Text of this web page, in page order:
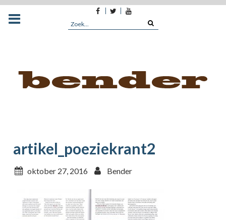
Facebook
TwitterYoutube
Search
artikel_poeziekrant2
oktober 27, 2016 Bender